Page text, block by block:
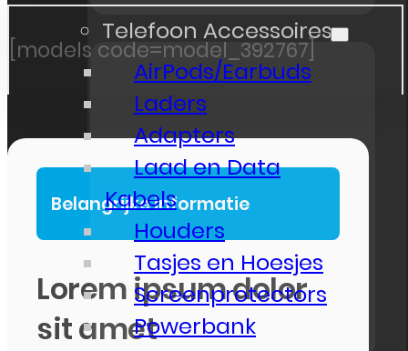
Telefoon Accessoires
AirPods/Earbuds
Laders
Adapters
Laad en Data
Kabels
Houders
Tasjes en Hoesjes
Screenprotectors
Powerbank
[models code=model_392767]
Belangrijke informatie
Lorem ipsum dolor
sit amet